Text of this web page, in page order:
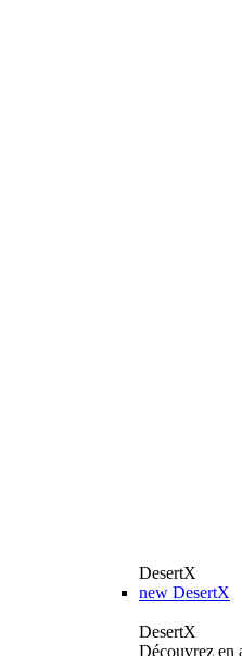
DesertX
new DesertX
DesertX
Découvrez en